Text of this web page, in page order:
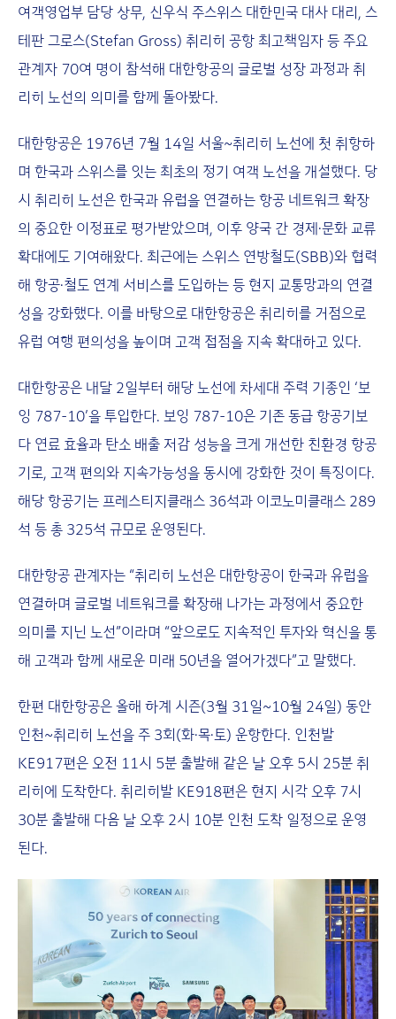
여객영업부 담당 상무, 신우식 주스위스 대한민국 대사 대리, 스
테판 그로스(Stefan Gross) 취리히 공항 최고책임자 등 주요
관계자 70여 명이 참석해 대한항공의 글로벌 성장 과정과 취
리히 노선의 의미를 함께 돌아봤다.
대한항공은 1976년 7월 14일 서울~취리히 노선에 첫 취항하
며 한국과 스위스를 잇는 최초의 정기 여객 노선을 개설했다. 당
시 취리히 노선은 한국과 유럽을 연결하는 항공 네트워크 확장
의 중요한 이정표로 평가받았으며, 이후 양국 간 경제·문화 교류
확대에도 기여해왔다. 최근에는 스위스 연방철도(SBB)와 협력
해 항공·철도 연계 서비스를 도입하는 등 현지 교통망과의 연결
성을 강화했다. 이를 바탕으로 대한항공은 취리히를 거점으로
유럽 여행 편의성을 높이며 고객 접점을 지속 확대하고 있다.
대한항공은 내달 2일부터 해당 노선에 차세대 주력 기종인 ‘보
잉 787-10’을 투입한다. 보잉 787-10은 기존 동급 항공기보
다 연료 효율과 탄소 배출 저감 성능을 크게 개선한 친환경 항공
기로, 고객 편의와 지속가능성을 동시에 강화한 것이 특징이다.
해당 항공기는 프레스티지클래스 36석과 이코노미클래스 289
석 등 총 325석 규모로 운영된다.
대한항공 관계자는 “취리히 노선은 대한항공이 한국과 유럽을
연결하며 글로벌 네트워크를 확장해 나가는 과정에서 중요한
의미를 지닌 노선”이라며 “앞으로도 지속적인 투자와 혁신을 통
해 고객과 함께 새로운 미래 50년을 열어가겠다”고 말했다.
한편 대한항공은 올해 하계 시즌(3월 31일~10월 24일) 동안
인천~취리히 노선을 주 3회(화·목·토) 운항한다. 인천발
KE917편은 오전 11시 5분 출발해 같은 날 오후 5시 25분 취
리히에 도착한다. 취리히발 KE918편은 현지 시각 오후 7시
30분 출발해 다음 날 오후 2시 10분 인천 도착 일정으로 운영
된다.